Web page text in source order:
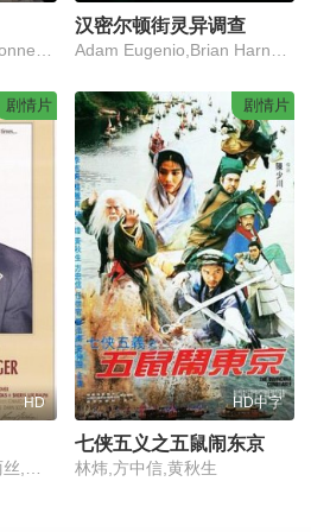
杰瑞米·艾恩斯,Paul Connett,Evangelos Kalafatis,Charles Moore
汉密尔顿街灵异调查
Adam Eugenio,Brian Harnois,Tim Rooney
剧情片
HD
丹尼·格洛弗,玛丽·爱丽丝,卡尔·卢波利,沃内塔·麦吉,理查德·布鲁克斯,雪莉·李·拉尔夫
剧情片
HD中字
七侠五义之五鼠闹东京
林炜,方中信,黄秋生